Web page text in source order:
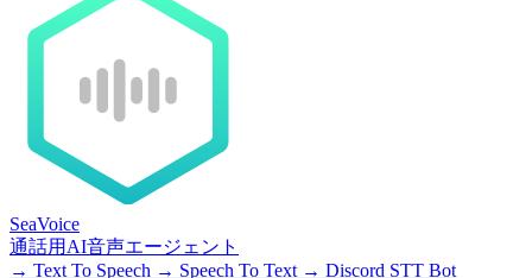
SeaVoice
通話用AI音声エージェント
→ Text To Speech → Speech To Text → Discord STT Bot